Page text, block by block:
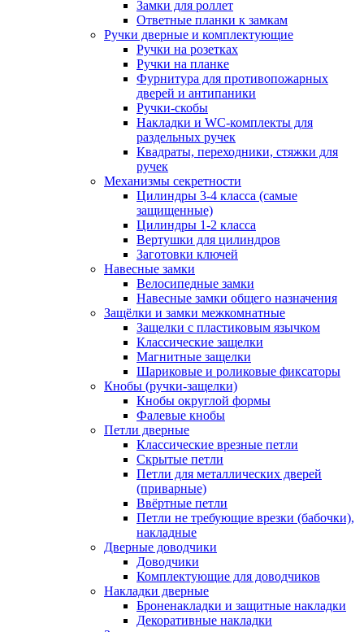
Замки для роллет
Ответные планки к замкам
Ручки дверные и комплектующие
Ручки на розетках
Ручки на планке
Фурнитура для противопожарных
дверей и антипаники
Ручки-скобы
Накладки и WC-комплекты для
раздельных ручек
Квадраты, переходники, стяжки для
ручек
Механизмы секретности
Цилиндры 3-4 класса (самые
защищенные)
Цилиндры 1-2 класса
Вертушки для цилиндров
Заготовки ключей
Навесные замки
Велосипедные замки
Навесные замки общего назначения
Защёлки и замки межкомнатные
Защелки с пластиковым язычком
Классические защелки
Магнитные защелки
Шариковые и роликовые фиксаторы
Кнобы (ручки-защелки)
Кнобы округлой формы
Фалевые кнобы
Петли дверные
Классические врезные петли
Скрытые петли
Петли для металлических дверей
(приварные)
Ввёртные петли
Петли не требующие врезки (бабочки),
накладные
Дверные доводчики
Доводчики
Комплектующие для доводчиков
Накладки дверные
Броненакладки и защитные накладки
Декоративные накладки